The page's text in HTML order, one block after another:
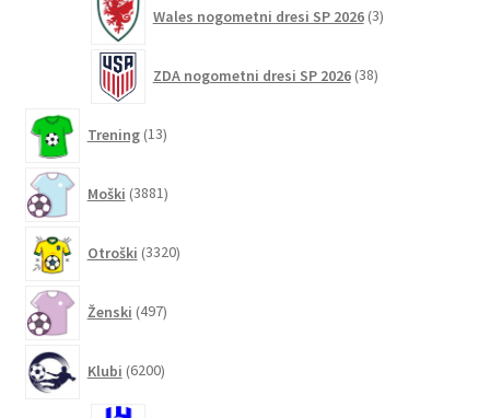
Wales nogometni dresi SP 2026 3izdelki
ZDA nogometni dresi SP 2026 38izdelkov
Trening 13izdelkov
Moški 3881izdelkov
Otroški 3320izdelkov
Ženski 497izdelkov
Klubi 6200izdelkov